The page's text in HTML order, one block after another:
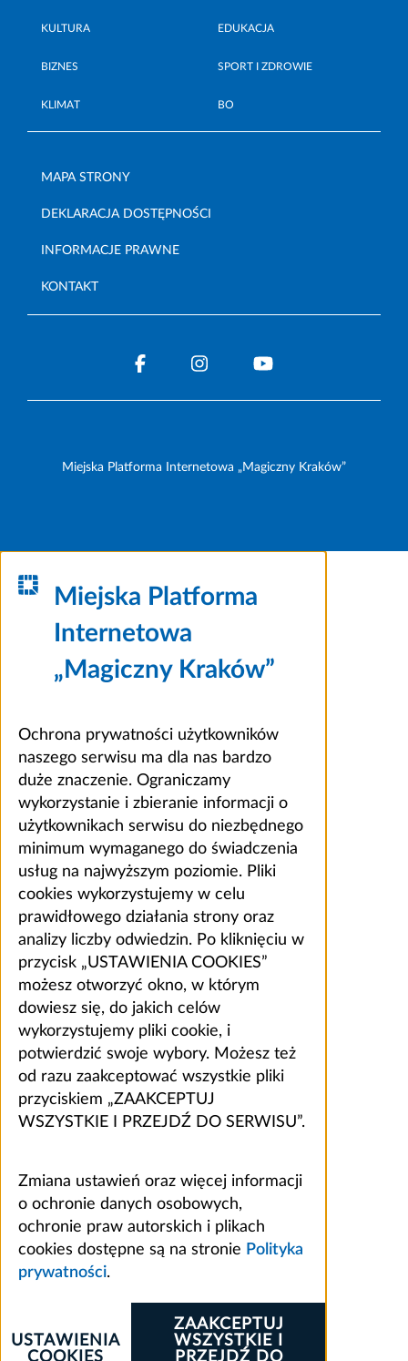
KULTURA EDUKACJA
BIZNES SPORT I ZDROWIE
KLIMAT BO
MAPA STRONY
DEKLARACJA DOSTĘPNOŚCI
INFORMACJE PRAWNE
KONTAKT
Miejska Platforma Internetowa „Magiczny Kraków”
Miejska Platforma
Internetowa
„Magiczny Kraków”
Ochrona prywatności użytkowników
naszego serwisu ma dla nas bardzo
duże znaczenie. Ograniczamy
wykorzystanie i zbieranie informacji o
użytkownikach serwisu do niezbędnego
minimum wymaganego do świadczenia
usług na najwyższym poziomie. Pliki
cookies wykorzystujemy w celu
prawidłowego działania strony oraz
analizy liczby odwiedzin. Po kliknięciu w
przycisk „USTAWIENIA COOKIES”
możesz otworzyć okno, w którym
dowiesz się, do jakich celów
wykorzystujemy pliki cookie, i
potwierdzić swoje wybory. Możesz też
od razu zaakceptować wszystkie pliki
przyciskiem „ZAAKCEPTUJ
WSZYSTKIE I PRZEJDŹ DO SERWISU”.
Zmiana ustawień oraz więcej informacji
o ochronie danych osobowych,
ochronie praw autorskich i plikach
cookies dostępne są na stronie Polityka
prywatności.
ZAAKCEPTUJ
WSZYSTKIE I
PRZEJDŹ DO
USTAWIENIA
COOKIES